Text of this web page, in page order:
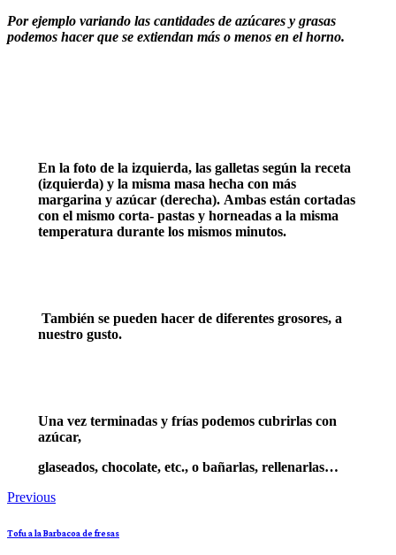
Por ejemplo variando las cantidades de azúcares y grasas
podemos hacer que se extiendan más o menos en el horno.
En la foto de la izquierda, las galletas según la receta
(izquierda) y la misma masa hecha con más
margarina y azúcar (derecha). Ambas están cortadas
con el mismo corta- pastas y horneadas a la misma
temperatura durante los mismos minutos.
También se pueden hacer de diferentes grosores, a
nuestro gusto.
Una vez terminadas y frías podemos cubrirlas con
azúcar,
glaseados, chocolate, etc., o bañarlas, rellenarlas…
Navegación
de
Previous
Tofu a la Barbacoa de fresas